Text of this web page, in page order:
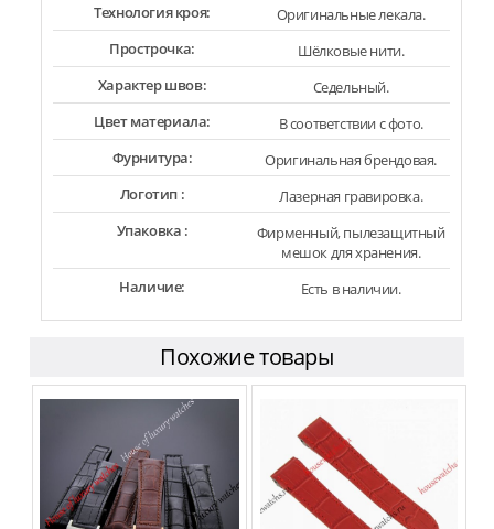
Технология кроя:
Оригинальные лекала.
Прострочка:
Шёлковые нити.
Характер швов:
Седельный.
Цвет материала:
В соответствии с фото.
Фурнитура:
Оригинальная брендовая.
Логотип :
Лазерная гравировка.
Упаковка :
Фирменный, пылезащитный
мешок для хранения.
Наличие:
Есть в наличии.
Похожие товары